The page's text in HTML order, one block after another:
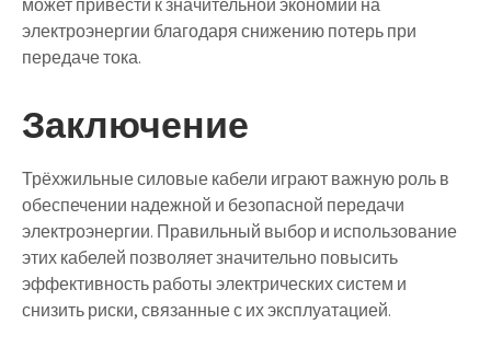
может привести к значительной экономии на
электроэнергии благодаря снижению потерь при
передаче тока.
Заключение
Трёхжильные силовые кабели играют важную роль в
обеспечении надежной и безопасной передачи
электроэнергии. Правильный выбор и использование
этих кабелей позволяет значительно повысить
эффективность работы электрических систем и
снизить риски, связанные с их эксплуатацией.